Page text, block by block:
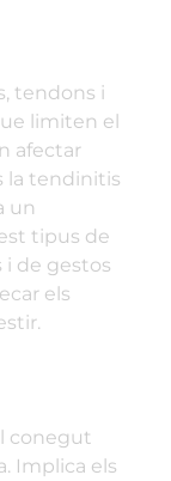
tendons i
limiten el
afectar
la tendinitis
un
tipus de
i de gestos
els
conegut
Implica els